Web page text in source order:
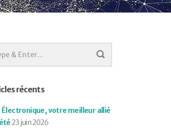
récents
Électronique, votre meilleur allié
23 juin 2026